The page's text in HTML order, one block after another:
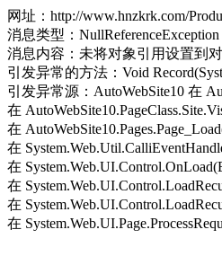
网址：http://www.hnzkrk.com/
消息类型：NullReferenceException
消息内容：未将对象引用设置到对
引发异常的方法：Void
引发异常源：AutoWebSite10 在
在
在
在
在
在
在
在